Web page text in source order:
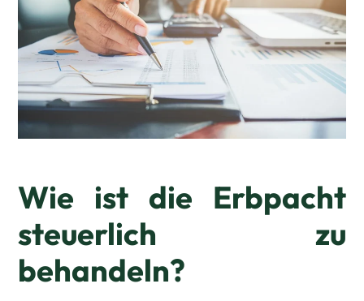
Wie ist die Erbpacht
steuerlich zu
behandeln?